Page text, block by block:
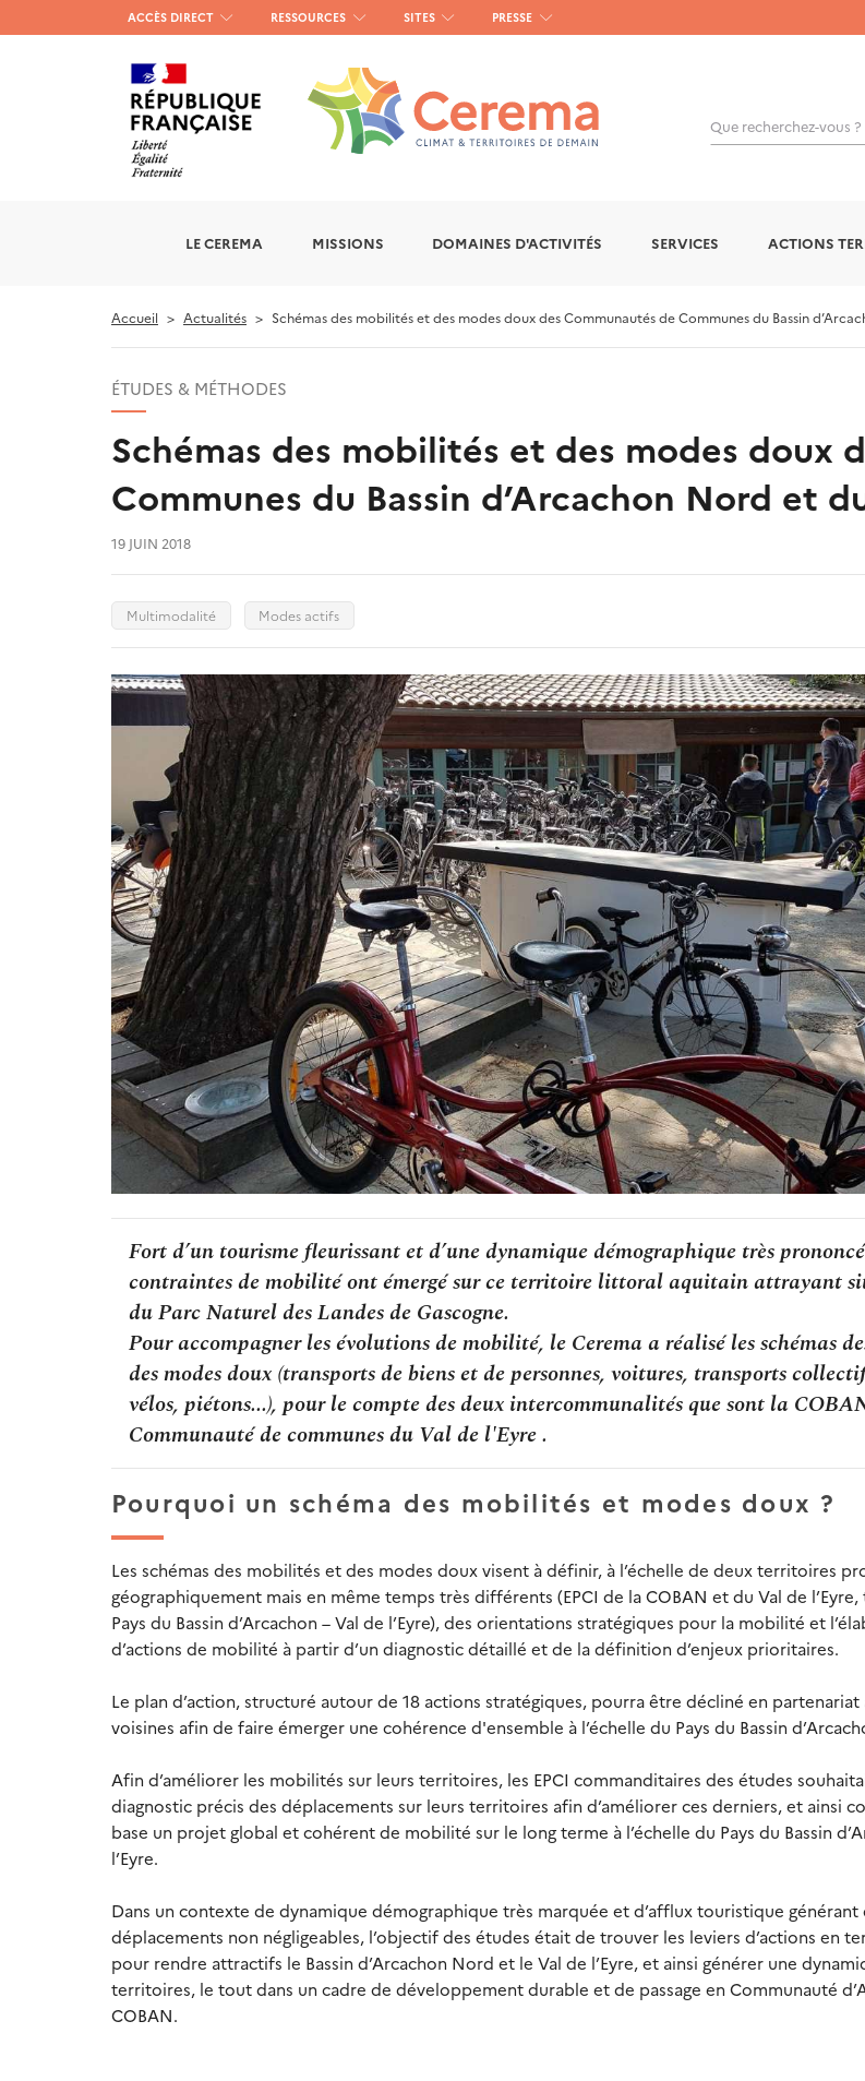
Menu
haut
gauche
ACCÈS DIRECT RESSOURCES SITES PRESSE
Que recherchez-vous ?
LE CEREMA MISSIONS DOMAINES D'ACTIVITÉS SERVICES ACTIONS
Accueil Actualités Schémas des mobilités et des modes doux des Communautés de Communes du Bassin
ÉTUDES & MÉTHODES
Schémas des mobilités et des modes doux
Communes du Bassin d’Arcachon Nord et
19 JUIN 2018
Multimodalité Modes actifs
Fort d’un tourisme fleurissant et d’une dynamique démographique très
contraintes de mobilité ont émergé sur ce territoire littoral aquitain attrayant
du Parc Naturel des Landes de Gascogne.
Pour accompagner les évolutions de mobilité, le Cerema a réalisé les schémas
des modes doux (transports de biens et de personnes, voitures, transports
vélos, piétons...), pour le compte des deux intercommunalités que sont la
Communauté de communes du Val de l'Eyre .
Pourquoi un schéma des mobilités et modes doux ?
Les schémas des mobilités et des modes doux visent à définir, à l’échelle de deux territoires
géographiquement mais en même temps très différents (EPCI de la COBAN et du Val de
Pays du Bassin d’Arcachon – Val de l’Eyre), des orientations stratégiques pour la mobilité et
d’actions de mobilité à partir d’un diagnostic détaillé et de la définition d’enjeux prioritaires.
Le plan d’action, structuré autour de 18 actions stratégiques, pourra être décliné en
voisines afin de faire émerger une cohérence d'ensemble à l’échelle du Pays du Bassin
Afin d’améliorer les mobilités sur leurs territoires, les EPCI commanditaires des études
diagnostic précis des déplacements sur leurs territoires afin d’améliorer ces derniers, et ainsi
base un projet global et cohérent de mobilité sur le long terme à l’échelle du Pays du Bassin
l’Eyre.
Dans un contexte de dynamique démographique très marquée et d’afflux touristique
déplacements non négligeables, l’objectif des études était de trouver les leviers d’actions en
pour rendre attractifs le Bassin d’Arcachon Nord et le Val de l’Eyre, et ainsi générer une
territoires, le tout dans un cadre de développement durable et de passage en Communauté
COBAN.